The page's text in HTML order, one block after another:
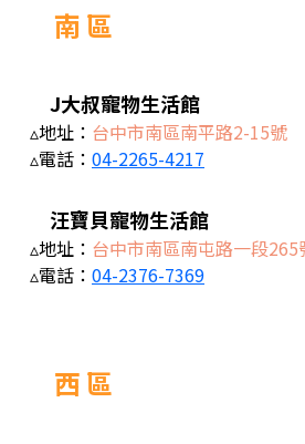
南 區
J大叔寵物生活館
▵地址： 台中市南區南平路2-15號
▵電話： 04-2265-4217
汪寶貝寵物生活館
▵地址： 台中市南區南屯路一段265
▵電話： 04-2376-7369
西 區